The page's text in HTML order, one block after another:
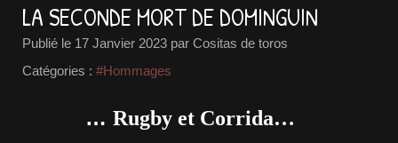
LA SECONDE MORT DE DOMINGUIN
Publié le 17 Janvier 2023 par Cositas de toros
Catégories : #Hommages
… Rugby et Corrida…